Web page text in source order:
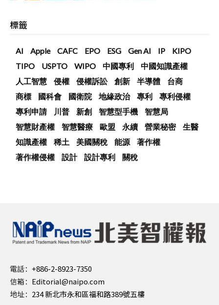
標籤
AI Apple CAFC EPO ESG Gen AI IP
KIPO
TIPO
USPTO WIPO 中國專利
中國知識產權
人工智慧
侵權 侵權訴訟 創新 半導體
台商
商標
國科會 國衛院 地緣政治 專利
專利侵權
專利申請
川普 新創 智慧型手機
智慧局
智慧財產權
智慧醫療 歐盟 永續 營業秘密
生醫
知識產權
稀土 美國關稅 能源
著作權
著作權侵權
設計 設計專利 關稅
電話： +886-2-8923-7350
信箱： Editorial@naipo.com
地址： 234 新北市永和區福和路389號五樓